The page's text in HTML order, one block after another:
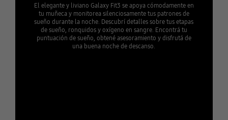
El elegante y liviano Galaxy Fit3 se apoya cómodamente en
tu muñeca y monitorea silenciosamente tus patrones de
sueño durante la noche. Descubrí detalles sobre tus etapas
de sueño, ronquidos y oxígeno en sangre. Encontrá tu
puntuación de sueño, obtené asesoramiento y disfrutá de
una buena noche de descanso.